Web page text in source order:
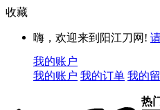
收藏
嗨，欢迎来到阳江刀网!
我的账户
我的账户 我的订单 我的
热